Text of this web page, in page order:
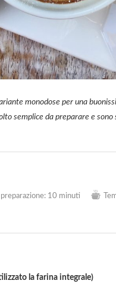
monodose per una
semplice da preparare e sono
preparazione: 10 minuti
la farina integrale)